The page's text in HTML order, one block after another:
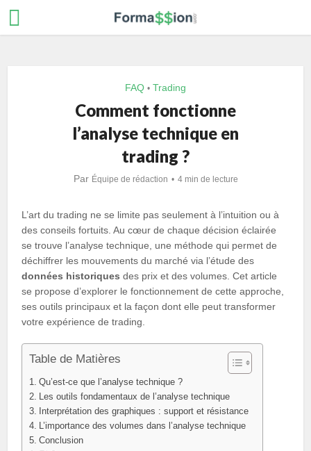
FAQ • Trading
Comment fonctionne
l’analyse technique en
trading ?
Par Équipe de rédaction 4 min de lecture
L’art du trading ne se limite pas seulement à l’intuition ou à
des conseils fortuits. Au cœur de chaque décision éclairée
se trouve l’analyse technique, une méthode qui permet de
déchiffrer les mouvements du marché via l’étude des
données historiques des prix et des volumes. Cet article
se propose d’explorer le fonctionnement de cette approche,
ses outils principaux et la façon dont elle peut transformer
votre expérience de trading.
Table de Matières
Qu’est-ce que l’analyse technique ?
Les outils fondamentaux de l’analyse technique
Interprétation des graphiques : support et résistance
L’importance des volumes dans l’analyse technique
Conclusion